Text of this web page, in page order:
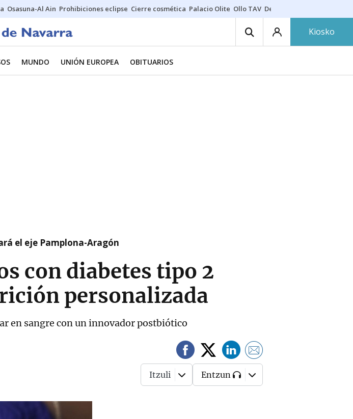
Osasuna-Al Ain Prohibiciones eclipse Cierre cosmética Palacio Olite Ollo TAV Derrama vecinos
Kiosko
MUNDO UNIÓN EUROPEA OBITUARIOS
el eje Pamplona-Aragón
con diabetes tipo 2
personalizada
en sangre con un innovador postbiótico
Itzuli Entzun